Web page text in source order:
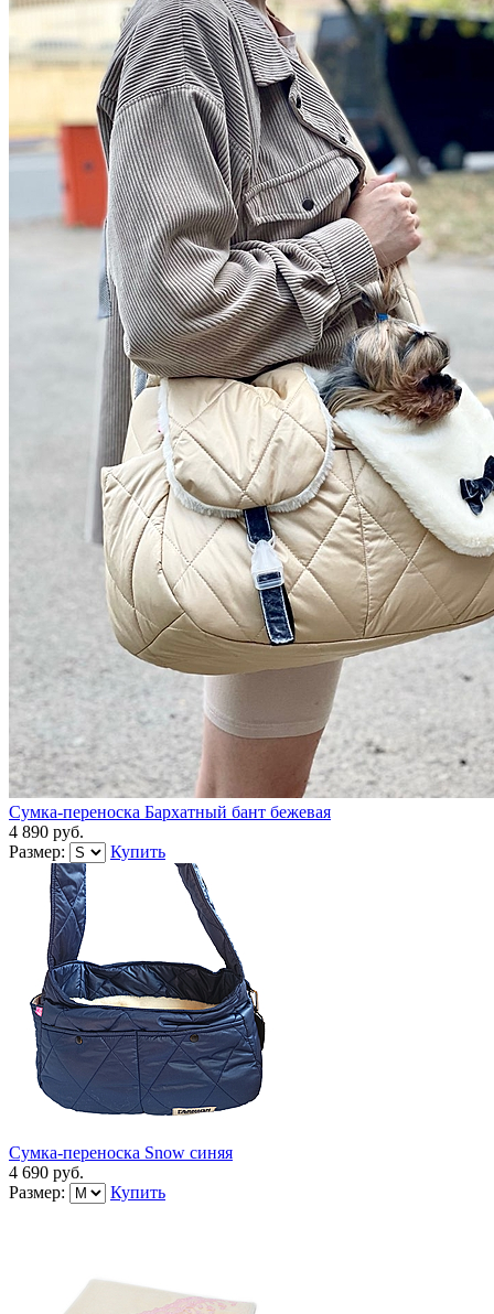
Сумка-переноска Бархатный бант бежевая
4 890 руб.
Размер:
Купить
Сумка-переноска Snow синяя
4 690 руб.
Размер:
Купить